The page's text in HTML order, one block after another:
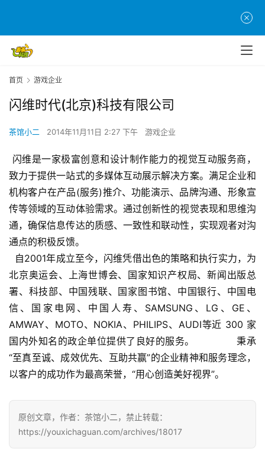
页
茶
原
创
游
戏
业
界
手
机
游
戏
单
机
首页 游戏企业
闪维时代(北京)科技有限公司
茶馆小二 2014年11月11日 2:27 下午 游戏企业
致力于提供一站式的多媒体互动展示解决方案。满足企业和
机构客户在产品(服务)推介、功能演示、品牌沟通、形象宣
传等领域的互动体验需求。通过创新性的视觉表现和思维沟
通，确保信息传达的质感、一致性和联动性，实现观者对沟
通点的积极反馈。
北京奥运会、上海世博会、国家知识产权局、新闻出版总
署、科技部、中国残联、国家图书馆、中国银行、中国电
信、国家电网、中国人寿、SAMSUNG、LG、GE、
AMWAY、MOTO、NOKIA、PHILIPS、AUDI等近 300 家
国内外知名的政企单位提供了良好的服务。             秉承
“至真至诚、成效优先、互助共赢”的企业精神和服务理念，
以客户的成功作为最高荣誉，“用心创造美好视界”。
原创文章，作者：茶馆小二，禁止转载：
https://youxichaguan.com/archives/18017